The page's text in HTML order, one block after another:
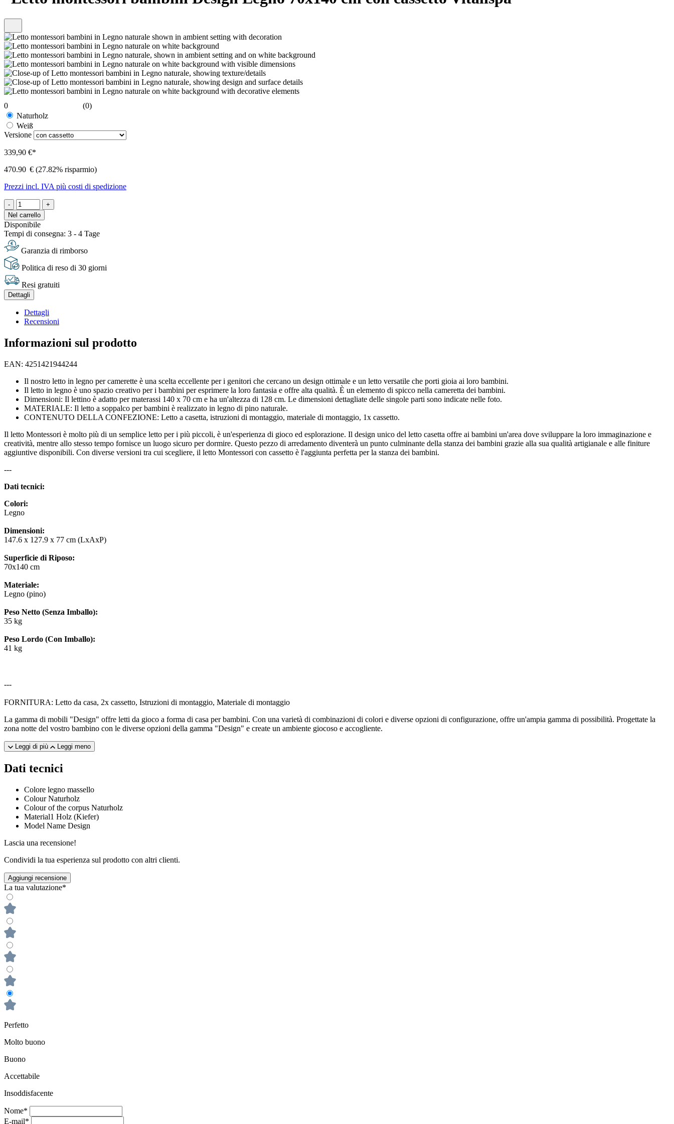
0
(0)
Naturholz
Weiß
Versione
339,90 €*
470.90 € (27.82% risparmio)
Prezzi incl. IVA più costi di spedizione
-
+
Nel carrello
Disponibile
Tempi di consegna: 3 - 4 Tage
Garanzia di rimborso
Politica di reso di 30 giorni
Resi gratuiti
Dettagli
Dettagli
Recensioni
Informazioni sul prodotto
EAN: 4251421944244
Il nostro letto in legno per camerette è una scelta eccellente per i genitori che cercano un design ottimale e un letto versatile che porti gioia ai loro bambini.
Il letto in legno è uno spazio creativo per i bambini per esprimere la loro fantasia e offre alta qualità. È un elemento di spicco nella cameretta dei bambini.
Dimensioni: Il lettino è adatto per materassi 140 x 70 cm e ha un'altezza di 128 cm. Le dimensioni dettagliate delle singole parti sono indicate nelle foto.
MATERIALE: Il letto a soppalco per bambini è realizzato in legno di pino naturale.
CONTENUTO DELLA CONFEZIONE: Letto a casetta, istruzioni di montaggio, materiale di montaggio, 1x cassetto.
Il letto Montessori è molto più di un semplice letto per i più piccoli, è un'esperienza di gioco ed esplorazione. Il design unico del letto casetta offre ai bambini un'area dove sviluppare la loro immaginazione e
creatività, mentre allo stesso tempo fornisce un luogo sicuro per dormire. Questo pezzo di arredamento diventerà un punto culminante della stanza dei bambini grazie alla sua qualità artigianale e alle finiture
aggiuntive disponibili. Con diverse versioni tra cui scegliere, il letto Montessori con cassetto è l'aggiunta perfetta per la stanza dei bambini.
---
Dati tecnici:
Colori:
Legno
Dimensioni:
147.6 x 127.9 x 77 cm (LxAxP)
Superficie di Riposo:
70x140 cm
Materiale:
Legno (pino)
Peso Netto (Senza Imballo):
35 kg
Peso Lordo (Con Imballo):
41 kg
---
FORNITURA: Letto da casa, 2x cassetto, Istruzioni di montaggio, Materiale di montaggio
La gamma di mobili "Design" offre letti da gioco a forma di casa per bambini. Con una varietà di combinazioni di colori e diverse opzioni di configurazione, offre un'ampia gamma di possibilità. Progettate la
zona notte del vostro bambino con le diverse opzioni della gamma "Design" e create un ambiente giocoso e accogliente.
Leggi di più Leggi meno
Dati tecnici
Colore legno massello
Colour Naturholz
Colour of the corpus Naturholz
Material1 Holz (Kiefer)
Model Name Design
Lascia una recensione!
Condividi la tua esperienza sul prodotto con altri clienti.
Aggiungi recensione
La tua valutazione*
Perfetto
Molto buono
Buono
Accettabile
Insoddisfacente
Nome*
E-mail*